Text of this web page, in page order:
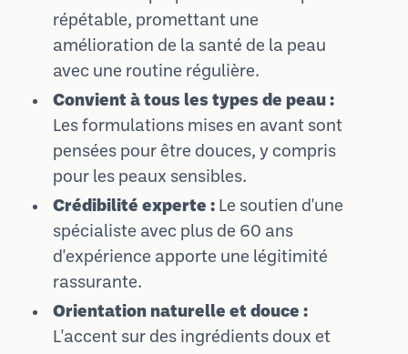
répétable, promettant une
amélioration de la santé de la peau
avec une routine régulière.
Convient à tous les types de peau :
Les formulations mises en avant sont
pensées pour être douces, y compris
pour les peaux sensibles.
Crédibilité experte : Le soutien d'une
spécialiste avec plus de 60 ans
d'expérience apporte une légitimité
rassurante.
Orientation naturelle et douce :
L'accent sur des ingrédients doux et